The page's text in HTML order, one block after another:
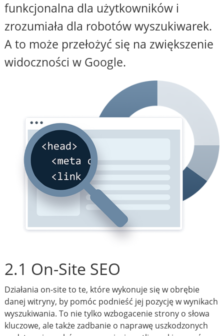
funkcjonalna dla użytkowników i
zrozumiała dla robotów wyszukiwarek.
A to może przełożyć się na zwiększenie
widoczności w Google.
2.1 On-Site SEO
Działania on-site to te, które wykonuje się w obrębie
danej witryny, by pomóc podnieść jej pozycję w wynikach
wyszukiwania. To nie tylko wzbogacenie strony o słowa
kluczowe, ale także zadbanie o naprawę uszkodzonych